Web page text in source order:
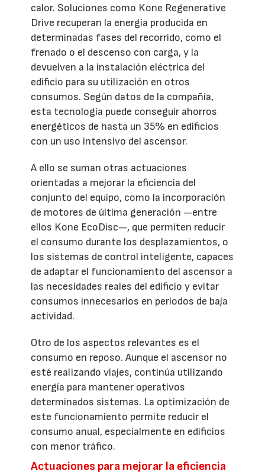
calor. Soluciones como Kone Regenerative
Drive recuperan la energía producida en
determinadas fases del recorrido, como el
frenado o el descenso con carga, y la
devuelven a la instalación eléctrica del
edificio para su utilización en otros
consumos. Según datos de la compañía,
esta tecnología puede conseguir ahorros
energéticos de hasta un 35% en edificios
con un uso intensivo del ascensor.
A ello se suman otras actuaciones
orientadas a mejorar la eficiencia del
conjunto del equipo, como la incorporación
de motores de última generación —entre
ellos Kone EcoDisc—, que permiten reducir
el consumo durante los desplazamientos, o
los sistemas de control inteligente, capaces
de adaptar el funcionamiento del ascensor a
las necesidades reales del edificio y evitar
consumos innecesarios en periodos de baja
actividad.
Otro de los aspectos relevantes es el
consumo en reposo. Aunque el ascensor no
esté realizando viajes, continúa utilizando
energía para mantener operativos
determinados sistemas. La optimización de
este funcionamiento permite reducir el
consumo anual, especialmente en edificios
con menor tráfico.
Actuaciones para mejorar la eficiencia